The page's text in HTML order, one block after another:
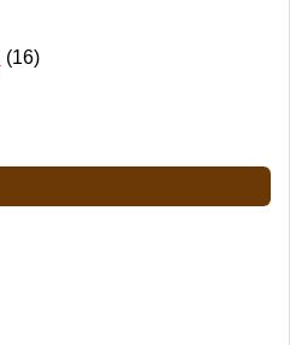
(16)